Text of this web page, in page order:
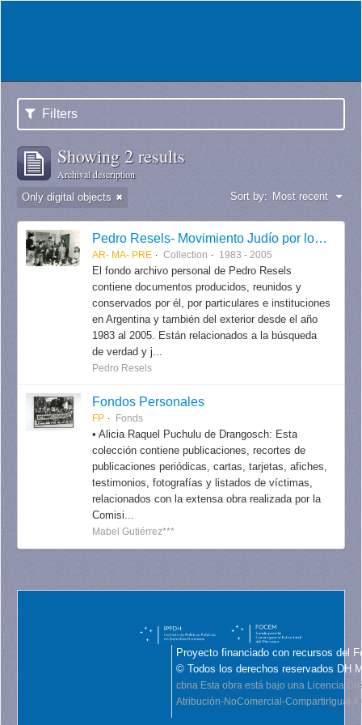
Filters
Showing 2 results
Archival description
Only digital objects Sort by: Most recent
Pedro Resels- Movimiento Judío por los Derechos Humanos
AR- MA- PRE Collection 1983 - 2005
El fondo archivo personal de Pedro Resels
contiene documentos producidos, reunidos y
conservados por él, por particulares e instituciones
en Argentina y también del exterior desde el año
1983 al 2005. Están relacionados a la búsqueda
de verdad y j...
Pedro Resels
Fondos Personales
FP Fonds
• Alicia Raquel Puchulu de Drangosch: Esta
colección contiene publicaciones, recortes de
publicaciones periódicas, cartas, tarjetas, afiches,
testimonios, fotografías y listados de víctimas,
relacionados con la extensa obra realizada por la
Comisi...
Mabel Gutiérrez***
Proyecto financiado con recursos del
© Todos los derechos reservados DH
cbna Esta obra está bajo una Licencia
Atribución-NoComercial-CompartirIgual